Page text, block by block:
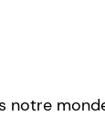
notre